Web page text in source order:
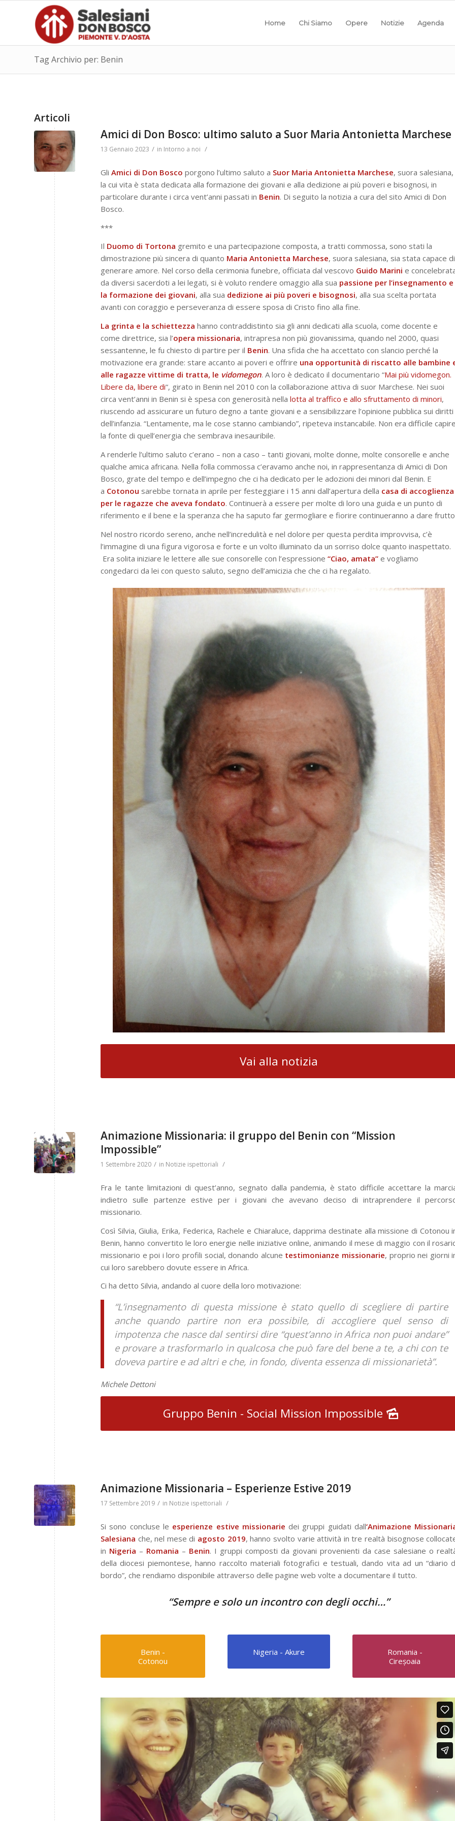
Home Chi Siamo Opere Notizie Agenda
Tag Archivio per: Benin
Articoli
Amici di Don Bosco: ultimo saluto a Suor Maria Antonietta Marchese
13 Gennaio 2023 / in Intorno a noi /
Gli Amici di Don Bosco porgono l’ultimo saluto a Suor Maria Antonietta Marchese, suora salesiana,
la cui vita è stata dedicata alla formazione dei giovani e alla dedizione ai più poveri e bisognosi, in
particolare durante i circa vent’anni passati in Benin. Di seguito la notizia a cura del sito Amici di Don
Bosco.
***
Il Duomo di Tortona gremito e una partecipazione composta, a tratti commossa, sono stati la
dimostrazione più sincera di quanto Maria Antonietta Marchese, suora salesiana, sia stata capace di
generare amore. Nel corso della cerimonia funebre, officiata dal vescovo Guido Marini e
da diversi sacerdoti a lei legati, si è voluto rendere omaggio alla sua passione per l’insegnamento e
la formazione dei giovani, alla sua dedizione ai più poveri e bisognosi, alla sua scelta portata
avanti con coraggio e perseveranza di essere sposa di Cristo fino alla fine.
La grinta e la schiettezza hanno contraddistinto sia gli anni dedicati alla scuola, come docente e
come direttrice, sia l’opera missionaria, intrapresa non più giovanissima, quando nel 2000, quasi
sessantenne, le fu chiesto di partire per il Benin. Una sfida che ha accettato con slancio perché la
motivazione era grande: stare accanto ai poveri e offrire una opportunità di riscatto alle bambine
alle ragazze vittime di tratta, le vidomegon. A loro è dedicato il documentario “Mai più vidomegon.
Libere da, libere di“, girato in Benin nel 2010 con la collaborazione attiva di suor Marchese. Nei suoi
circa vent’anni in Benin si è spesa con generosità nella lotta al traffico e allo sfruttamento di minori,
riuscendo ad assicurare un futuro degno a tante giovani e a sensibilizzare l’opinione pubblica sui diritti
dell’infanzia. “Lentamente, ma le cose stanno cambiando”, ripeteva instancabile. Non era difficile capire
la fonte di quell’energia che sembrava inesauribile.
A renderle l’ultimo saluto c’erano – non a caso – tanti giovani, molte donne, molte consorelle e anche
qualche amica africana. Nella folla commossa c’eravamo anche noi, in rappresentanza di Amici di Don
Bosco, grate del tempo e dell’impegno che ci ha dedicato per le adozioni dei minori dal Benin. E
a Cotonou sarebbe tornata in aprile per festeggiare i 15 anni dall’apertura della casa di accoglienza
per le ragazze che aveva fondato. Continuerà a essere per molte di loro una guida e un punto di
riferimento e il bene e la speranza che ha saputo far germogliare e fiorire continueranno a dare
Nel nostro ricordo sereno, anche nell’incredulità e nel dolore per questa perdita improvvisa, c’è
l’immagine di una figura vigorosa e forte e un volto illuminato da un sorriso dolce quanto inaspettato.
Era solita iniziare le lettere alle sue consorelle con l’espressione “Ciao, amata” e vogliamo
congedarci da lei con questo saluto, segno dell’amicizia che che ci ha regalato.
Vai alla notizia
Animazione Missionaria: il gruppo del Benin con “Mission
Impossible”
1 Settembre 2020 / in Notizie ispettoriali /
Fra le tante limitazioni di quest’anno, segnato dalla pandemia, è stato difficile accettare la
indietro sulle partenze estive per i giovani che avevano deciso di intraprendere il
missionario.
Così Silvia, Giulia, Erika, Federica, Rachele e Chiaraluce, dapprima destinate alla missione di Cotonou
Benin, hanno convertito le loro energie nelle iniziative online, animando il mese di maggio con il
missionario e poi i loro profili social, donando alcune testimonianze missionarie, proprio nei giorni
cui loro sarebbero dovute essere in Africa.
Ci ha detto Silvia, andando al cuore della loro motivazione:
“L’insegnamento di questa missione è stato quello di scegliere di partire
anche quando partire non era possibile, di accogliere quel senso di
impotenza che nasce dal sentirsi dire “quest’anno in Africa non puoi andare”
e provare a trasformarlo in qualcosa che può fare del bene a te, a chi con te
doveva partire e ad altri e che, in fondo, diventa essenza di missionarietà”.
Michele Dettoni
Gruppo Benin - Social Mission Impossible
Animazione Missionaria – Esperienze Estive 2019
17 Settembre 2019 / in Notizie ispettoriali /
Si sono concluse le esperienze estive missionarie dei gruppi guidati dall‘Animazione
Salesiana che, nel mese di agosto 2019, hanno svolto varie attività in tre realtà bisognose
in Nigeria – Romania – Benin. I gruppi composti da giovani provenienti da case salesiane o
della diocesi piemontese, hanno raccolto materiali fotografici e testuali, dando vita ad un “diario
bordo”, che rendiamo disponibile attraverso delle pagine web volte a documentare il tutto.
“Sempre e solo un incontro con degli occhi…”
Benin -
Cotonou
Nigeria - Akure
Romania -
Cireșoaia